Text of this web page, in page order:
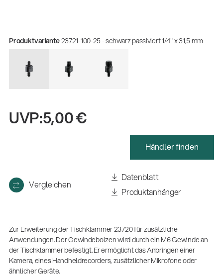
Produktvariante23721-100-25 - schwarz passiviert 1/4" x 31,5 mm
UVP:5,00 €
Händler finden
Vergleichen
Datenblatt
Produktanhänger
Zur Erweiterung der Tischklammer 23720 für zusätzliche
Anwendungen. Der Gewindebolzen wird durch ein M6 Gewinde an
der Tischklammer befestigt. Er ermöglicht das Anbringen einer
Kamera, eines Handheldrecorders, zusätzlicher Mikrofone oder
ähnlicher Geräte.